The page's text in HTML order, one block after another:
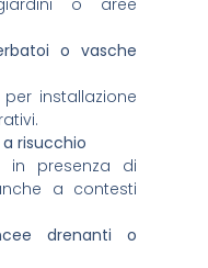
o vasche
per installazione
risucchio
in presenza di
a contesti
drenanti o